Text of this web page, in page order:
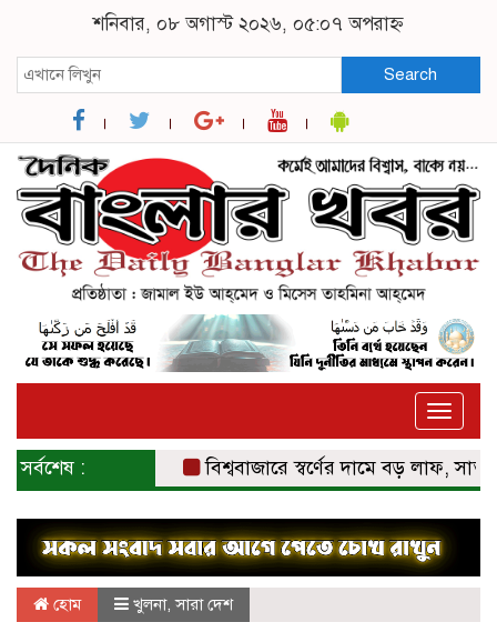
শনিবার, ০৮ অগাস্ট ২০২৬, ০৫:০৭ অপরাহ্ন
Search
Toggle
সর্বশেষ : বিশ্ববাজারে স্বর্ণের দামে বড় লাফ, সাত
হোম খুলনা,সারা দেশ